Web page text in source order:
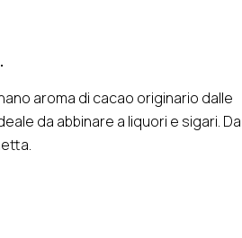
aroma di cacao originario dalle
da abbinare a liquori e sigari. Da